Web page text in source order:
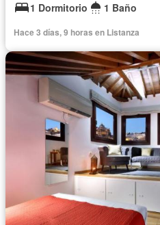
1 Dormitorio
1 Baño
Hace 3 días, 9 horas en Listanza